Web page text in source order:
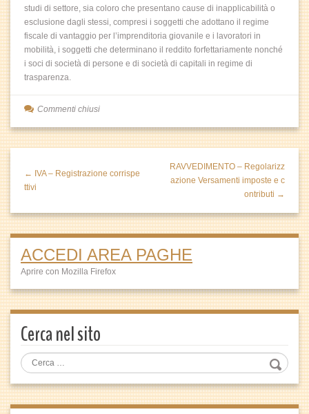
studi di settore, sia coloro che presentano cause di inapplicabilità o
esclusione dagli stessi, compresi i soggetti che adottano il regime
fiscale di vantaggio per l’imprenditoria giovanile e i lavoratori in
mobilità, i soggetti che determinano il reddito forfettariamente nonché
i soci di società di persone e di società di capitali in regime di
trasparenza.
Commenti chiusi
← IVA – Registrazione corrispe
ttivi
RAVVEDIMENTO – Regolarizz
azione Versamenti imposte e c
ontributi →
ACCEDI AREA PAGHE
Aprire con Mozilla Firefox
Cerca nel sito